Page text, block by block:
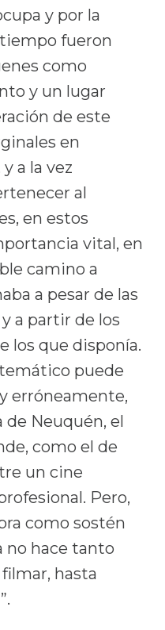
y por la
fueron
como
y un lugar
de este
en
a la vez
al
en estos
vital, en
camino a
a pesar de las
a partir de los
los que disponía.
puede
erróneamente,
Neuquén, el
como el de
un cine
Pero,
como sostén
no hace tanto
hasta